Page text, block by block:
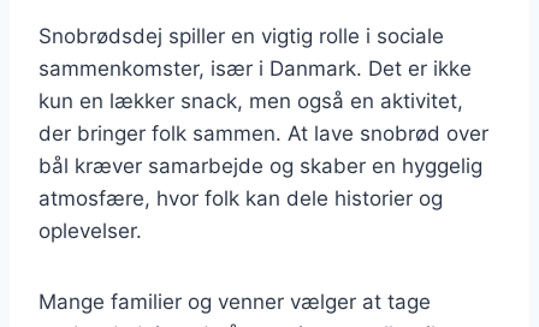
Snobrødsdej spiller en vigtig rolle i sociale
sammenkomster, især i Danmark. Det er ikke
kun en lækker snack, men også en aktivitet,
der bringer folk sammen. At lave snobrød over
bål kræver samarbejde og skaber en hyggelig
atmosfære, hvor folk kan dele historier og
oplevelser.
Mange familier og venner vælger at tage